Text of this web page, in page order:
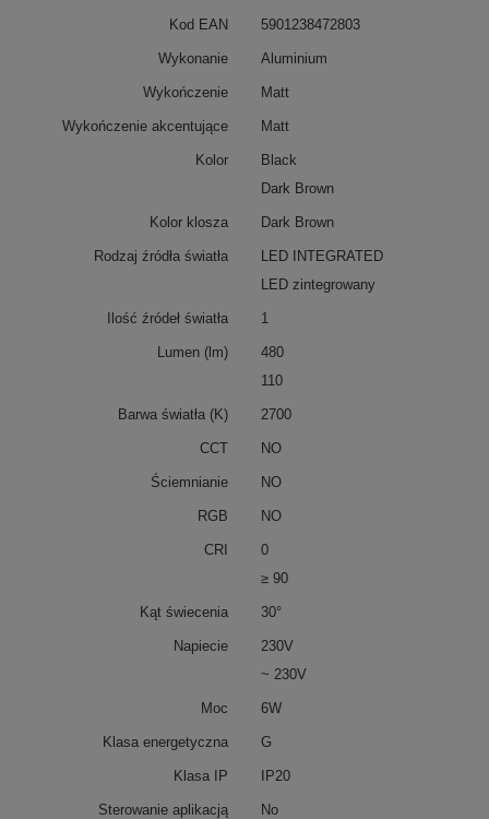
Kod EAN 5901238472803
Wykonanie Aluminium
Wykończenie Matt
Wykończenie akcentujące Matt
Kolor
Black
Dark Brown
Kolor klosza Dark Brown
Rodzaj źródła światła
LED INTEGRATED
LED zintegrowany
Ilość źródeł światła 1
Lumen (lm)
480
110
Barwa światła (K) 2700
CCT NO
Ściemnianie NO
RGB NO
CRI
0
≥ 90
Kąt świecenia 30°
Napiecie
230V
~ 230V
Moc 6W
Klasa energetyczna G
Klasa IP IP20
Sterowanie aplikacją
No